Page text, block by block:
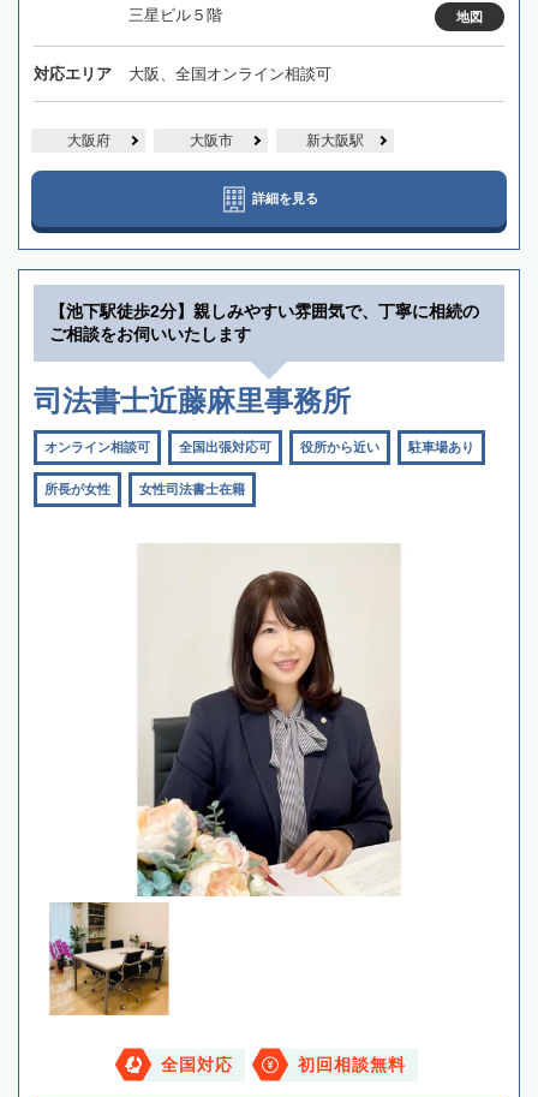
三星ビル５階
地図
対応エリア 大阪、全国オンライン相談可
大阪府 大阪市 新大阪駅
詳細を見る
【池下駅徒歩2分】親しみやすい雰囲気で、丁寧に相続の
ご相談をお伺いいたします
司法書士近藤麻里事務所
オンライン相談可 全国出張対応可 役所から近い 駐車場あり
所長が女性 女性司法書士在籍
全国対応 初回相談無料